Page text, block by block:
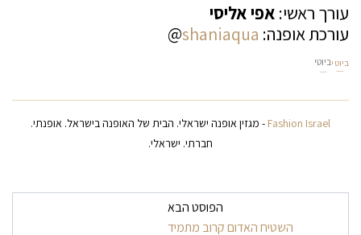
עורך ראשי: אפי אליסי
עורכת אופנה: shaniaqua
@
ביוטיביוטי
Fashion Israel - מגזין אופנה ישראלי. הבית של האופנה בישראל. אופנתי.
חברתי. ישראלי.
ניווט בפרסומיםהפוסט הבא
השטיח האדום קרוב מתמיד